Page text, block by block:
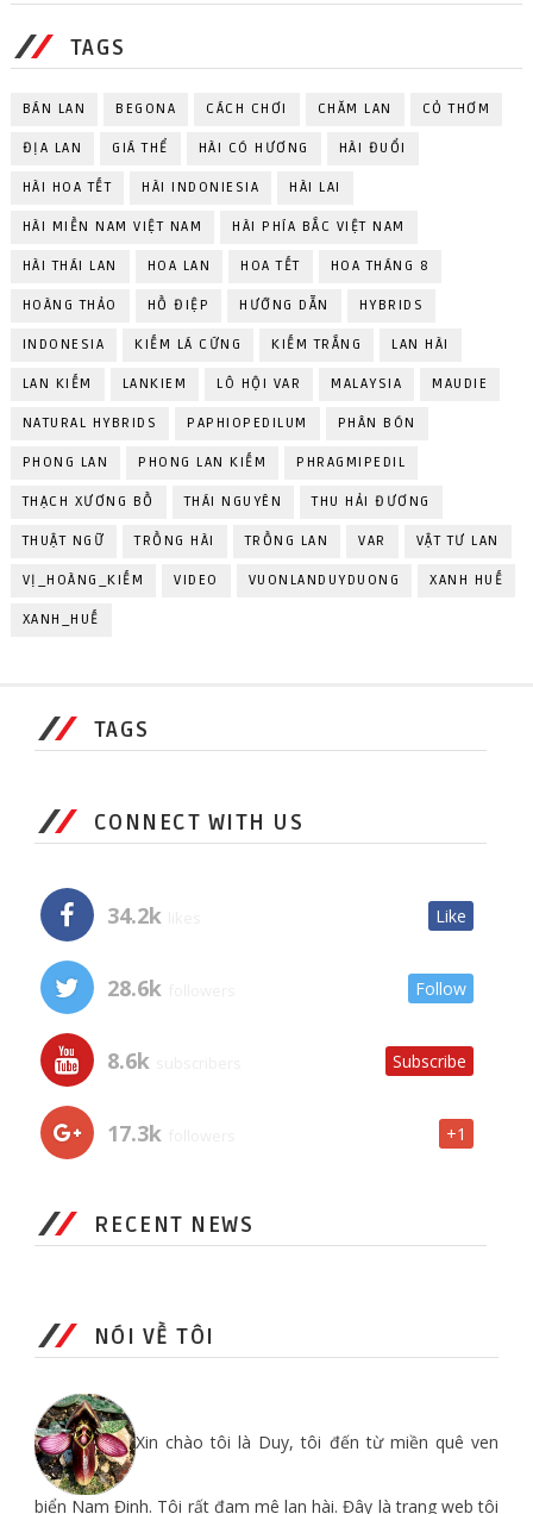
TAGS
BÁN LAN BEGONA CÁCH CHƠI CHĂM LAN CỎ THƠM
ĐỊA LAN GIÁ THỂ HÀI CÓ HƯƠNG HÀI ĐUỔI
HÀI HOA TẾT HÀI INDONIESIA HÀI LAI
HÀI MIỀN NAM VIỆT NAM HÀI PHÍA BẮC VIỆT NAM
HÀI THÁI LAN HOA LAN HOA TẾT HOA THÁNG 8
HOÀNG THẢO HỒ ĐIỆP HƯỚNG DẪN HYBRIDS
INDONESIA KIẾM LÁ CỨNG KIẾM TRẮNG LAN HÀI
LAN KIẾM LANKIEM LÔ HỘI VAR MALAYSIA MAUDIE
NATURAL HYBRIDS PAPHIOPEDILUM PHÂN BÓN
PHONG LAN PHONG LAN KIẾM PHRAGMIPEDIL
THẠCH XƯƠNG BỒ THÁI NGUYÊN THU HẢI ĐƯƠNG
THUẬT NGỮ TRỒNG HÀI TRỒNG LAN VAR VẬT TƯ LAN
VỊ_HOÀNG_KIẾM VIDEO VUONLANDUYDUONG XANH HUẾ
XANH_HUẾ
TAGS
CONNECT WITH US
34.2k Like
28.6k Follow
8.6k Subscribe
17.3k +1
RECENT NEWS
NÓI VỀ TÔI
Xin chào tôi là Duy, tôi đến từ miền quê ven
biển Nam Đinh. Tôi rất đam mê lan hài. Đây là trang web tôi